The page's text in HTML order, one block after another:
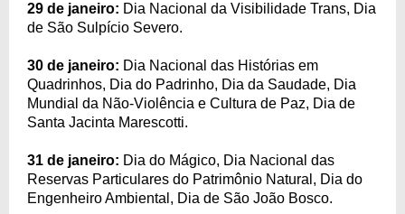
29 de janeiro: Dia Nacional da Visibilidade Trans, Dia
de São Sulpício Severo.
30 de janeiro: Dia Nacional das Histórias em
Quadrinhos, Dia do Padrinho, Dia da Saudade, Dia
Mundial da Não-Violência e Cultura de Paz, Dia de
Santa Jacinta Marescotti.
31 de janeiro: Dia do Mágico, Dia Nacional das
Reservas Particulares do Patrimônio Natural, Dia do
Engenheiro Ambiental, Dia de São João Bosco.